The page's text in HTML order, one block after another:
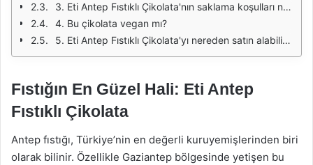
3. Eti Antep Fıstıklı Çikolata'nın saklama koşulları nelerdir?
4. Bu çikolata vegan mı?
5. Eti Antep Fıstıklı Çikolata'yı nereden satın alabilirim?
Fıstığın En Güzel Hali: Eti Antep
Fıstıklı Çikolata
Antep fıstığı, Türkiye’nin en değerli kuruyemişlerinden biri
olarak bilinir. Özellikle Gaziantep bölgesinde yetişen bu